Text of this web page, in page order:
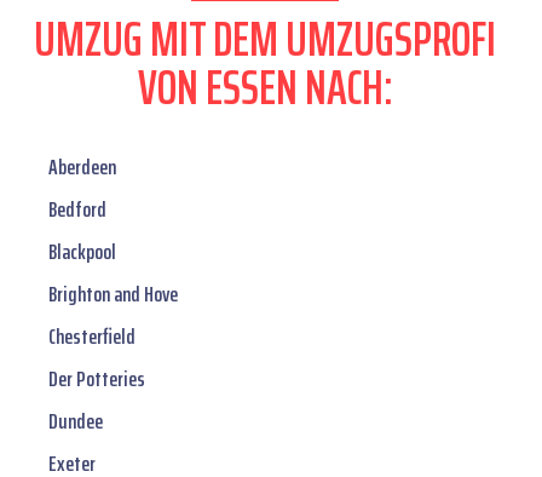
UMZUG MIT DEM UMZUGSPROFI
VON ESSEN NACH:
Aberdeen
Bedford
Blackpool
Brighton and Hove
Chesterfield
Der Potteries
Dundee
Exeter